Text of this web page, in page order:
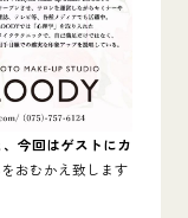
今回はゲストにカ
をおむかえ致します